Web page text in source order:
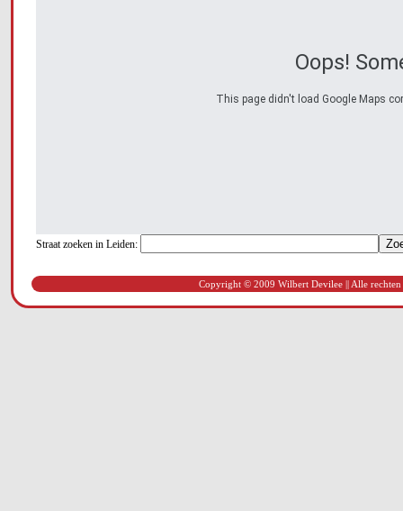
Oops!
This page didn't load Google Maps
Straat zoeken in Leiden:
Copyright © 2009 Wilbert Devilee || Alle